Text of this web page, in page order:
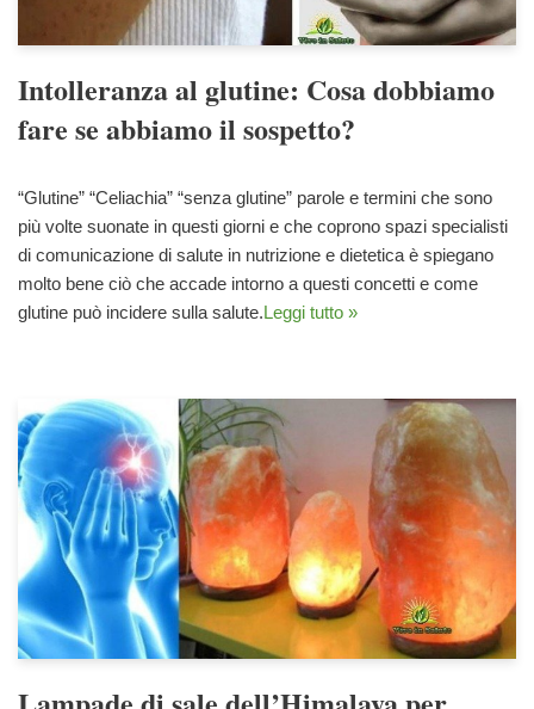
Intolleranza al glutine: Cosa dobbiamo
fare se abbiamo il sospetto?
“Glutine” “Celiachia” “senza glutine” parole e termini che sono
più volte suonate in questi giorni e che coprono spazi specialisti
di comunicazione di salute in nutrizione e dietetica è spiegano
molto bene ciò che accade intorno a questi concetti e come
glutine può incidere sulla salute.Leggi tutto »